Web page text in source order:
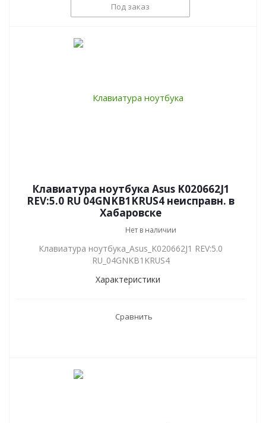
Под заказ
Клавиатура ноутбука Asus K020662J1
REV:5.0 RU 04GNKB1KRUS4 неисправн. в
Хабаровске
Нет в наличии
Клавиатура ноутбука_Asus_K020662J1 REV:5.0
RU_04GNKB1KRUS4
Характеристики
Сравнить